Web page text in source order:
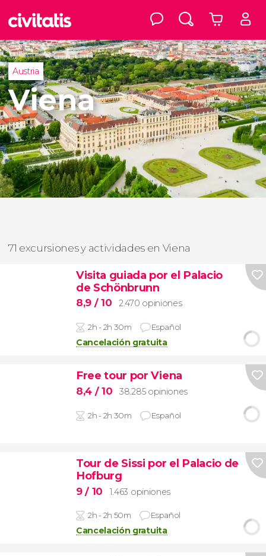
Austria
Viena
71 excursiones y actividades en Viena
Visita guiada por el Palacio
de Schönbrunn
8,9 / 10 2.470 opiniones
2h - 2h 30m Español
Cancelación gratuita
Free tour por Viena
8,4 / 10 38.285 opiniones
2h - 2h 30m Español
Tour de Sissi por el Palacio de
Hofburg
9/ 10 1.463 opiniones
2h - 2h 50m Español
Cancelación gratuita